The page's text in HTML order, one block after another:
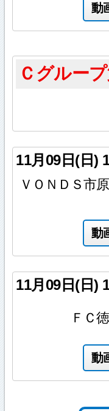
動
Ｃグルー
11月09日(日)
ＶＯＮＤＳ市
動
11月09日(日)
ＦＣ
動